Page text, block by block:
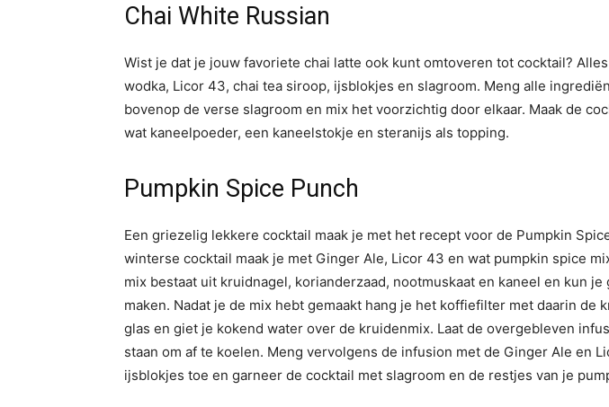
Chai White Russian
Wist je dat je jouw favoriete chai latte ook kunt omtoveren tot cocktail?
wodka, Licor 43, chai tea siroop, ijsblokjes en slagroom. Meng alle
bovenop de verse slagroom en mix het voorzichtig door elkaar. Maak de
wat kaneelpoeder, een kaneelstokje en steranijs als topping.
Pumpkin Spice Punch
Een griezelig lekkere cocktail maak je met het recept voor de Pumpkin
winterse cocktail maak je met Ginger Ale, Licor 43 en wat pumpkin spice
mix bestaat uit kruidnagel, korianderzaad, nootmuskaat en kaneel en kun
maken. Nadat je de mix hebt gemaakt hang je het koffiefilter met daarin de
glas en giet je kokend water over de kruidenmix. Laat de overgebleven
staan om af te koelen. Meng vervolgens de infusion met de Ginger Ale en
ijsblokjes toe en garneer de cocktail met slagroom en de restjes van je